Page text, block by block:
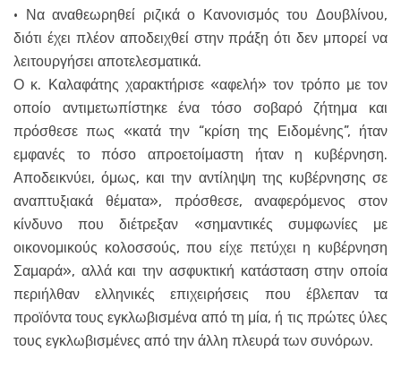
· Να αναθεωρηθεί ριζικά ο Κανονισμός του Δουβλίνου,
διότι έχει πλέον αποδειχθεί στην πράξη ότι δεν μπορεί να
λειτουργήσει αποτελεσματικά.
Ο κ. Καλαφάτης χαρακτήρισε «αφελή» τον τρόπο με τον
οποίο αντιμετωπίστηκε ένα τόσο σοβαρό ζήτημα και
πρόσθεσε πως «κατά την “κρίση της Ειδομένης”, ήταν
εμφανές το πόσο απροετοίμαστη ήταν η κυβέρνηση.
Αποδεικνύει, όμως, και την αντίληψη της κυβέρνησης σε
αναπτυξιακά θέματα», πρόσθεσε, αναφερόμενος στον
κίνδυνο που διέτρεξαν «σημαντικές συμφωνίες με
οικονομικούς κολοσσούς, που είχε πετύχει η κυβέρνηση
Σαμαρά», αλλά και την ασφυκτική κατάσταση στην οποία
περιήλθαν ελληνικές επιχειρήσεις που έβλεπαν τα
προϊόντα τους εγκλωβισμένα από τη μία, ή τις πρώτες ύλες
τους εγκλωβισμένες από την άλλη πλευρά των συνόρων.